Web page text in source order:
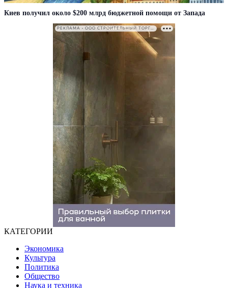
Киев получил около $200 млрд бюджетной помощи от Запада
РЕКЛАМА • ООО СТРОИТЕЛЬНЫЙ ТОРГОВЫЙ ДОМ «ПЕТРОВИЧ». ИНН: 7802348846
КАТЕГОРИИ
Экономика
Культура
Политика
Общество
Наука и техника